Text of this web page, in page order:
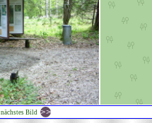
nächstes Bild